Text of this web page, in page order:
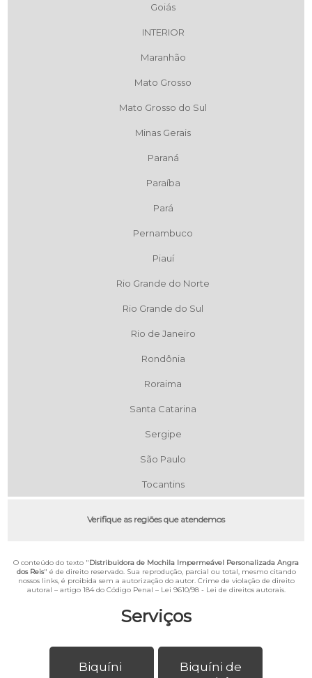
Serviços
Biquíni
Biquíni de
Goiás
INTERIOR
Maranhão
Mato Grosso
Mato Grosso do Sul
Minas Gerais
Paraná
Paraíba
Pará
Pernambuco
Piauí
Rio Grande do Norte
Rio Grande do Sul
Rio de Janeiro
Rondônia
Roraima
Santa Catarina
Sergipe
São Paulo
Tocantins
Verifique as regiões que atendemos
O conteúdo do texto "Distribuidora de Mochila Impermeável Personalizada Angra
dos Reis" é de direito reservado. Sua reprodução, parcial ou total, mesmo citando
nossos links, é proibida sem a autorização do autor. Crime de violação de direito
autoral – artigo 184 do Código Penal – Lei 9610/98 - Lei de direitos autorais.